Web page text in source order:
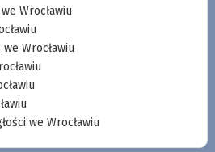
Wrocławiu
Wrocławiu
we Wrocławiu